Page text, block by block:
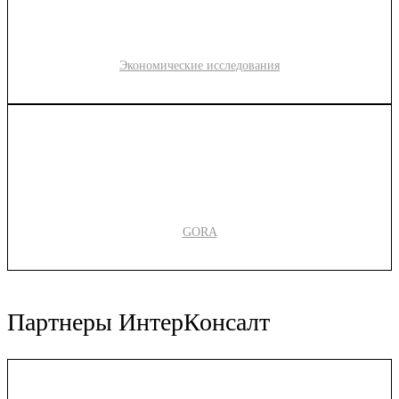
Экономические исследования
GORA
Партнеры ИнтерКонсалт